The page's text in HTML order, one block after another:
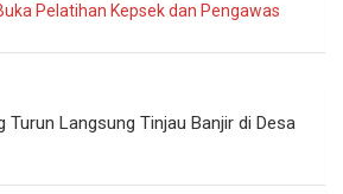
Pelatihan Kepsek dan Pengawas
Turun Langsung Tinjau Banjir di Desa